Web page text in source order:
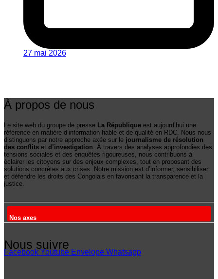
27 mai 2026
À propos de nous
Le site web du groupe de presse La République est aujourd’hui une
référence en matière d’information fiable et de qualité en RDC. Nous nous
distinguons par notre approche axée sur le journalisme de résolution
des conflits et d’investigation . À travers des analyses approfondies des
tensions sociales et des enquêtes rigoureuses, nous contribuons à
éclairer les citoyens sur des enjeux complexes, tout en proposant des
solutions concrètes aux crises. Notre mission est d’informer, sensibiliser
et défendre les droits des Congolais en favorisant la transparence et la
justice.
Nos axes
Nous suivre
Facebook Youtube Envelope Whatsapp